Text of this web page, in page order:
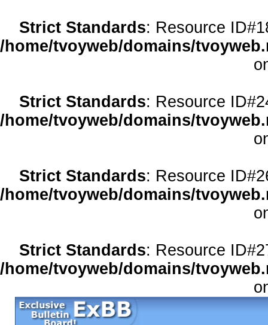
Strict Standards: Resource
/home/tvoyweb/domains/
Strict Standards: Resource
/home/tvoyweb/domains/
Strict Standards: Resource
/home/tvoyweb/domains/
Strict Standards: Resource
/home/tvoyweb/domains/